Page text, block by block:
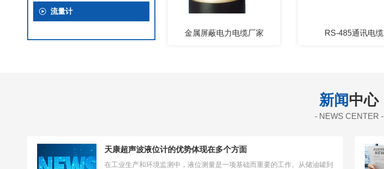
流量计
金属屏蔽电力电缆厂家 RS-485通讯电缆
新闻中心
- NEWS CENTER -
天康超声波液位计的优势体现在多个方面
在工业生产和环境监测中，液位测量是一项基础而重要的工作。从储油罐到